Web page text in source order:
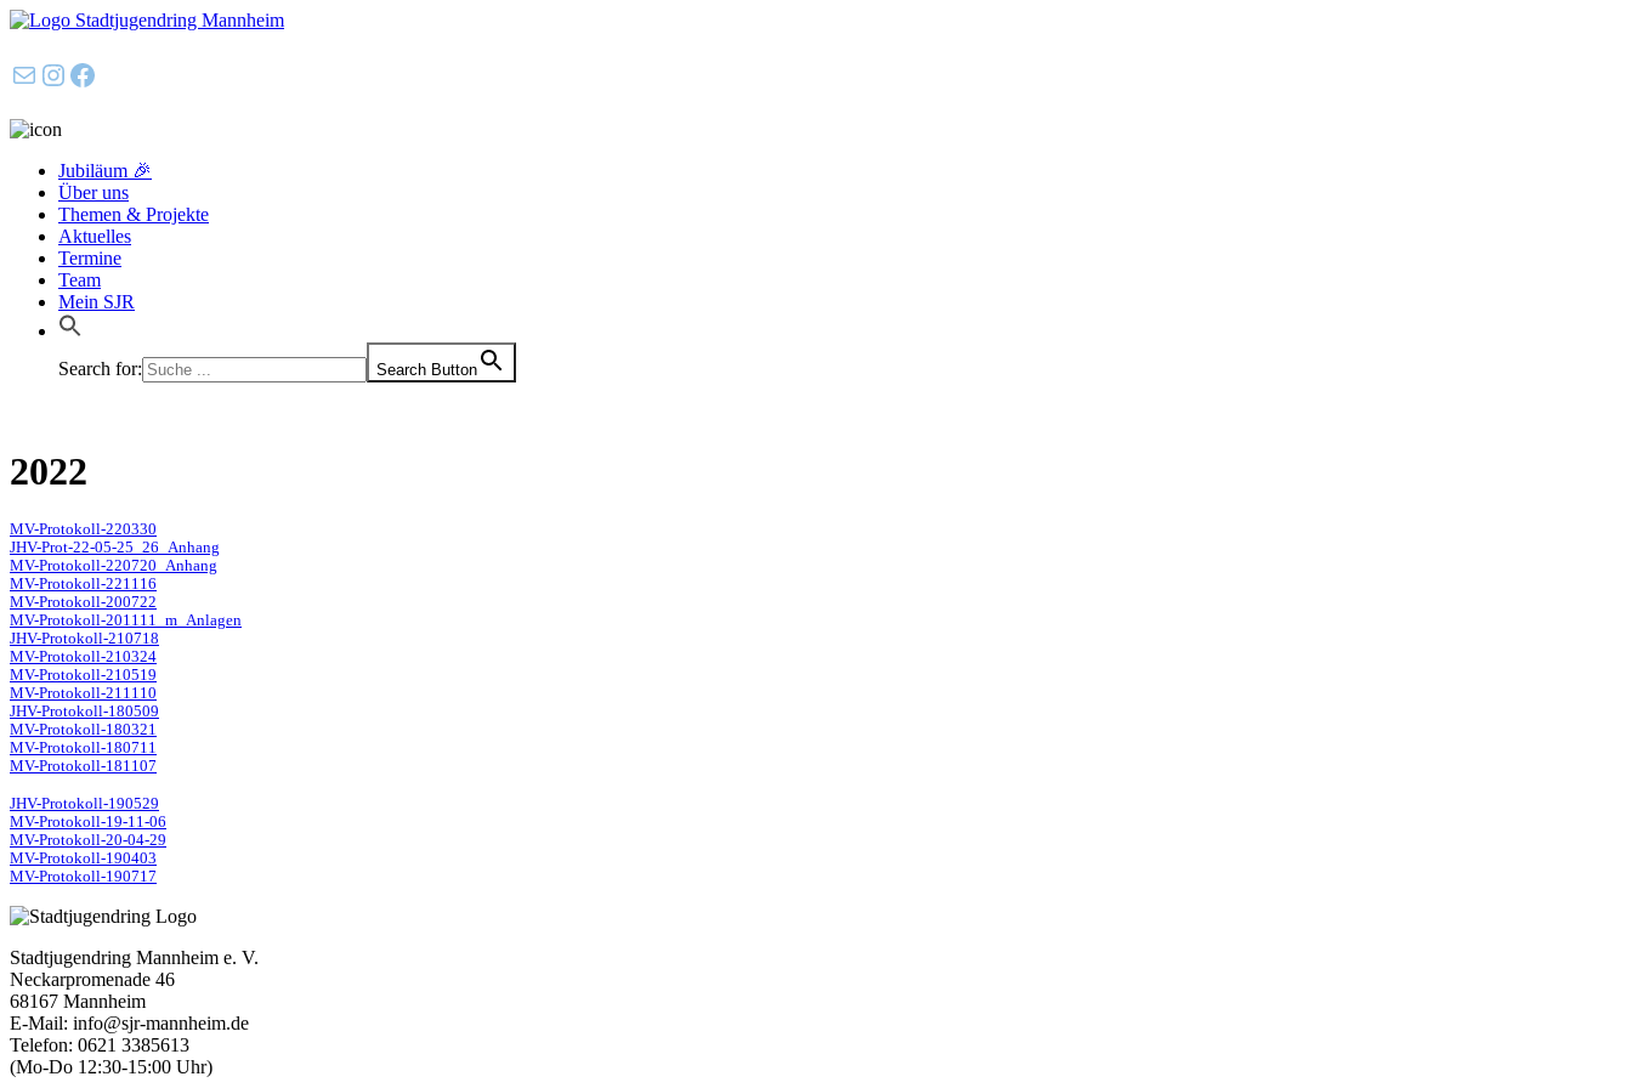
E-MailInstagram
Facebook
Jubiläum 🎉
Über uns
Themen & Projekte
Aktuelles
Termine
Team
Mein SJR
Search for: Search Button
2022
MV-Protokoll-220330
JHV-Prot-22-05-25_26_Anhang
MV-Protokoll-220720_Anhang
MV-Protokoll-221116
MV-Protokoll-200722
MV-Protokoll-201111_m_Anlagen
JHV-Protokoll-210718
MV-Protokoll-210324
MV-Protokoll-210519
MV-Protokoll-211110
JHV-Protokoll-180509
MV-Protokoll-180321
MV-Protokoll-180711
MV-Protokoll-181107
JHV-Protokoll-190529
MV-Protokoll-19-11-06
MV-Protokoll-20-04-29
MV-Protokoll-190403
MV-Protokoll-190717
Stadtjugendring Mannheim e. V.
Neckarpromenade 46
68167 Mannheim
E-Mail: info@sjr-mannheim.de
Telefon: 0621 3385613
(Mo-Do 12:30-15:00 Uhr)